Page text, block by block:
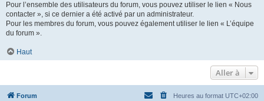
Pour l’ensemble des utilisateurs du forum, vous pouvez utiliser le lien « Nous
contacter », si ce dernier a été activé par un administrateur.
Pour les membres du forum, vous pouvez également utiliser le lien « L’équipe
du forum ».
Haut
Aller à
Forum Heures au format UTC+02:00